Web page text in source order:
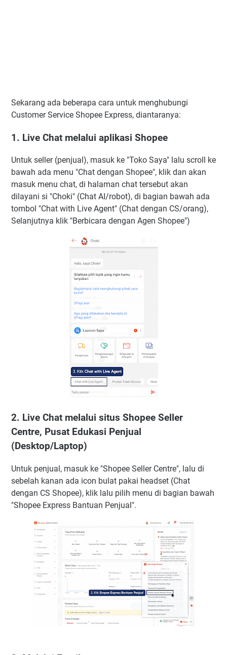
Sekarang ada beberapa cara untuk menghubungi
Customer Service Shopee Express, diantaranya:
1. Live Chat melalui aplikasi Shopee
Untuk seller (penjual), masuk ke "Toko Saya" lalu scroll ke
bawah ada menu "Chat dengan Shopee", klik dan akan
masuk menu chat, di halaman chat tersebut akan
dilayani si "Choki" (Chat AI/robot), di bagian bawah ada
tombol "Chat with Live Agent" (Chat dengan CS/orang),
Selanjutnya klik "Berbicara dengan Agen Shopee")
2. Live Chat melalui situs Shopee Seller
Centre, Pusat Edukasi Penjual
(Desktop/Laptop)
Untuk penjual, masuk ke "Shopee Seller Centre", lalu di
sebelah kanan ada icon bulat pakai headset (Chat
dengan CS Shopee), klik lalu pilih menu di bagian bawah
"Shopee Express Bantuan Penjual".